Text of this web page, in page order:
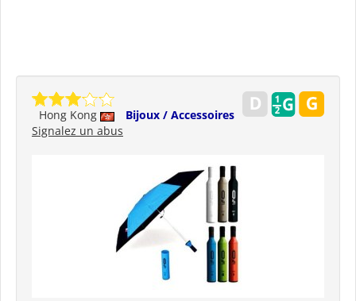
Hong Kong
Bijoux / Accessoires
Signalez un abus